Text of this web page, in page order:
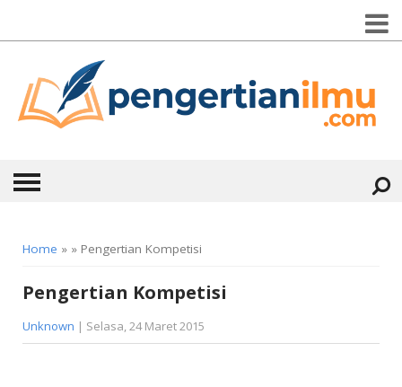
KONTAK
Home » » Pengertian Kompetisi
Pengertian Kompetisi
Unknown | Selasa, 24 Maret 2015